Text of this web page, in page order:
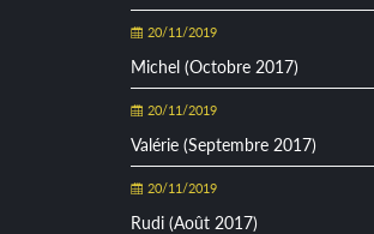
20/11/2019
Michel (Octobre 2017)
20/11/2019
Valérie (Septembre 2017)
20/11/2019
Rudi (Août 2017)